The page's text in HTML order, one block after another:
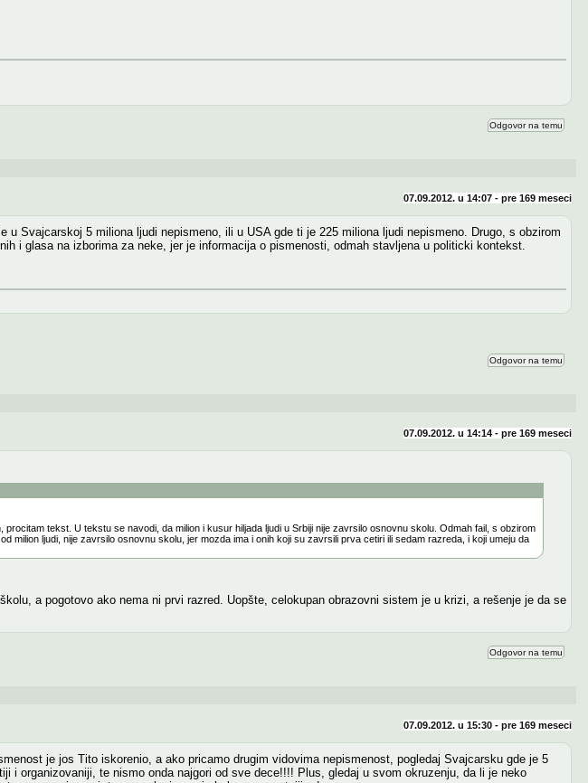
Odgovor na temu
07.09.2012. u 14:07 - pre 169 meseci
Svajcarskoj 5 miliona ljudi nepismeno, ili u USA gde ti je 225 miliona ljudi nepismeno. Drugo, s obzirom
i glasa na izborima za neke, jer je informacija o pismenosti, odmah stavljena u politicki kontekst.
Odgovor na temu
07.09.2012. u 14:14 - pre 169 meseci
tekst. U tekstu se navodi, da milion i kusur hiljada ljudi u Srbiji nije zavrsilo osnovnu skolu. Odmah fail, s obzirom
milion ljudi, nije zavrsilo osnovnu skolu, jer mozda ima i onih koji su zavrsili prva cetiri ili sedam razreda, i koji umeju da
a pogotovo ako nema ni prvi razred. Uopšte, celokupan obrazovni sistem je u krizi, a rešenje je da se
Odgovor na temu
07.09.2012. u 15:30 - pre 169 meseci
je jos Tito iskorenio, a ako pricamo drugim vidovima nepismenost, pogledaj Svajcarsku gde je 5
i organizovaniji, te nismo onda najgori od sve dece!!!! Plus, gledaj u svom okruzenju, da li je neko